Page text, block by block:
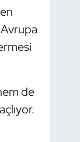
de